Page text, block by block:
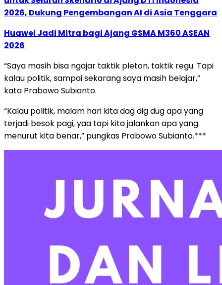
2026, Dukung Pengembangan AI di Asia Tenggara
Huawei Jadi Mitra bagi Ajang GSMA M360 ASEAN
2026
“Saya masih bisa ngajar taktik pleton, taktik regu. Tapi
kalau politik, sampai sekarang saya masih belajar,”
kata Prabowo Subianto.
“Kalau politik, malam hari kita dag dig dug apa yang
terjadi besok pagi, yaa tapi kita jalankan apa yang
menurut kita benar,” pungkas Prabowo Subianto.***